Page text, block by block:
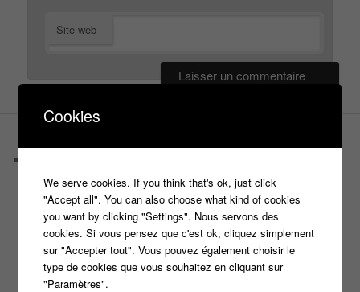
Site web
C’est quoi un casteur ?
C’est quoi un directeur de casting ?
Harry
Motus
Slam
C’est quoi un casting ?
Tous les castings
Cookies
We serve cookies. If you think that's ok, just click
"Accept all". You can also choose what kind of cookies
you want by clicking "Settings". Nous servons des
cookies. Si vous pensez que c'est ok, cliquez simplement
sur "Accepter tout". Vous pouvez également choisir le
type de cookies que vous souhaitez en cliquant sur
"Paramètres".